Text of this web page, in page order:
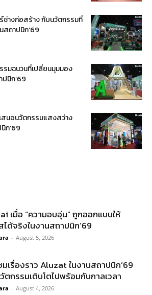
ช่างก่อสร้าง กับนวัตกรรมที่
สถาปนิก’69
รมฉนวนที่เปลี่ยนมุมมอง
นิก’69
สนอนวัตกรรมแสงสว่าง
ก’69
เมื่อ “ความอบอุ่น” ถูกออกแบบให้
ด้จริงในงานสถาปนิก’69
- August 5, 2026
เรื่องราว Aluzat ในงานสถาปนิก’69
ตกรรมเติบโตไปพร้อมกับกาลเวลา
- August 4, 2026